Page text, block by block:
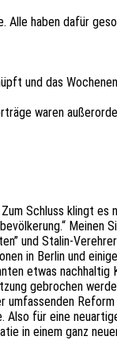
haben dafür
und das
waren
Schluss klingt
und Stalin-
in Berlin und
etwas
gebro­chen
für eine
in einem ganz